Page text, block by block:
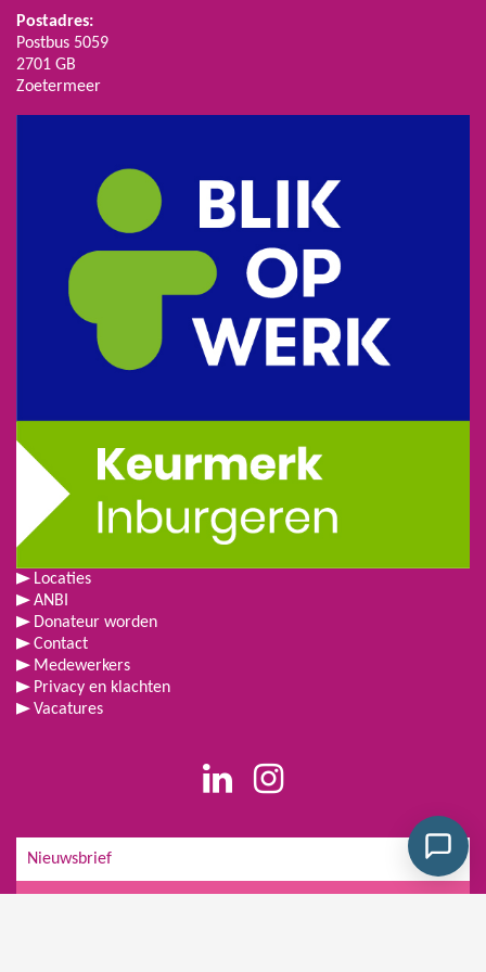
Postadres:
Postbus 5059
2701 GB
Zoetermeer
Locaties
ANBI
Donateur worden
Contact
Medewerkers
Privacy en klachten
Vacatures